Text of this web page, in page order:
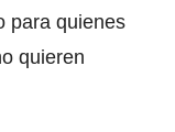
para quienes
quieren